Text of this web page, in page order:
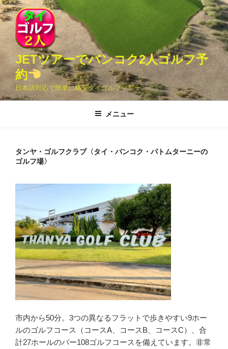
コ
ン
テ
ン
ツ
ス
キ
ッ
JETツアーでバンコク2人ゴルフ予
約
日本語対応で簡単に格安タイゴルフツアー
メニュー
タンヤ・ゴルフクラブ〈タイ・バンコク・パトムターニーの
ゴルフ場〉
市内から50分。3つの異なるフラットで歩きやすい9ホー
ルのゴルフコース（コースA、コースB、コースC）、合
計27ホールのパー108ゴルフコースを備えています。非常